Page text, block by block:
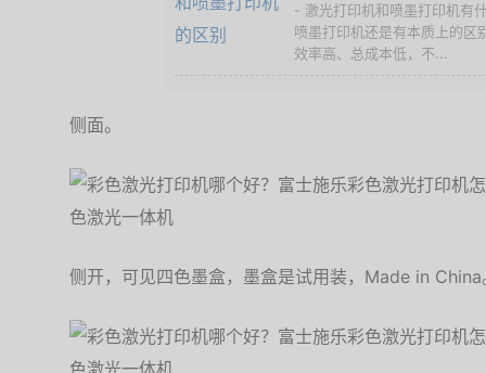
- 激光打印机和喷墨打印机有
喷墨打印机还是有本质上的区
效率高、总成本低，不...
侧面。
侧开，可见四色墨盒，墨盒是试用装，Made in China